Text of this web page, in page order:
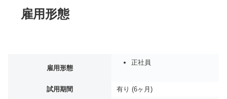
雇用形態
雇用形態
正社員
試用期間
有り (6ヶ月)